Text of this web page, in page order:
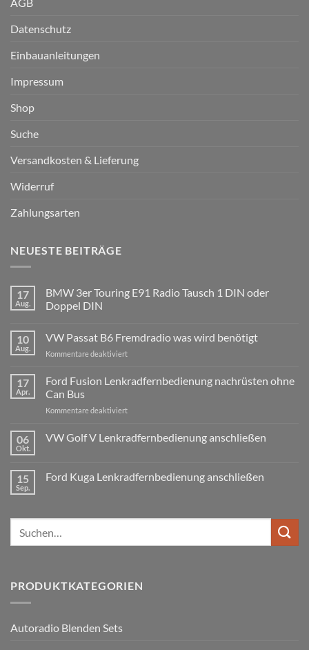
Datenschutz
Einbauanleitungen
Impressum
Shop
Suche
Versandkosten & Lieferung
Widerruf
Zahlungsarten
NEUESTE BEITRÄGE
17
Aug.
BMW 3er Touring E91 Radio Tausch 1 DIN oder
Doppel DIN
zu
3er
Radio
Tausch
1
DIN
DIN
10
Aug.
VW Passat B6 Fremdradio was wird benötigt
Kommentare deaktiviertfür
Passat
was
benötigt
17
Apr.
Ford Fusion Lenkradfernbedienung nachrüsten ohne
Can Bus
Kommentare deaktiviertfür
Fusion
Lenkradfernbedienung
Can
06
Okt.
VW Golf V Lenkradfernbedienung anschließen
VW
15
Sep.
Ford Kuga Lenkradfernbedienung anschließen
Ford
Lenkradfernbedienung
anschließen
PRODUKTKATEGORIEN
Autoradio Blenden Sets